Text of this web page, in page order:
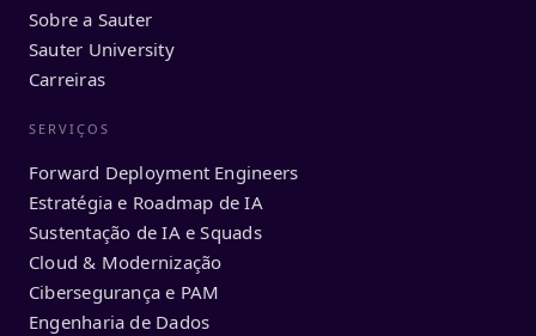
Sobre a Sauter
Sauter University
Carreiras
SERVIÇOS
Forward Deployment Engineers
Estratégia e Roadmap de IA
Sustentação de IA e Squads
Cloud & Modernização
Cibersegurança e PAM
Engenharia de Dados